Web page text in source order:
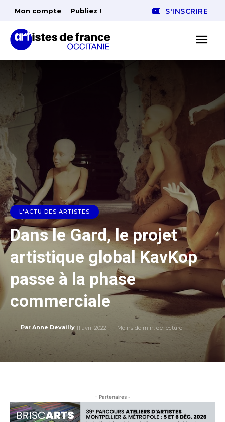
Mon compte Publiez ! S'INSCRIRE
L'ACTU DES ARTISTES
Dans le Gard, le projet
artistique global KavKop
passe à la phase
commerciale
Par Anne Devailly 11 avril 2022 Moins de min. de lecture
- Partenaires -